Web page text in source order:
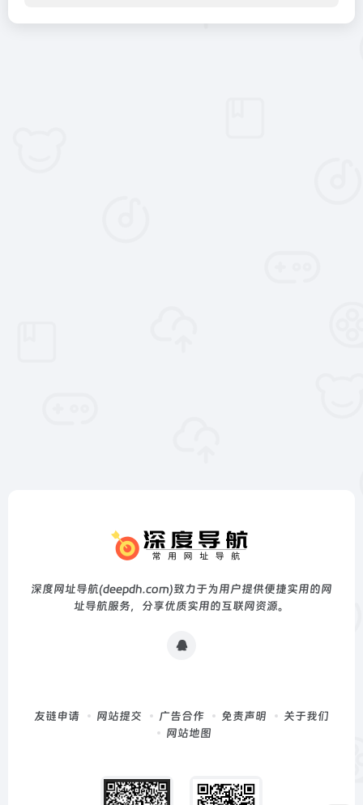
深度网址导航(deepdh.com)致力于为用户提供便捷实用的网
址导航服务，分享优质实用的互联网资源。
友链申请 网站提交 广告合作 免责声明
关于我们
网站地图